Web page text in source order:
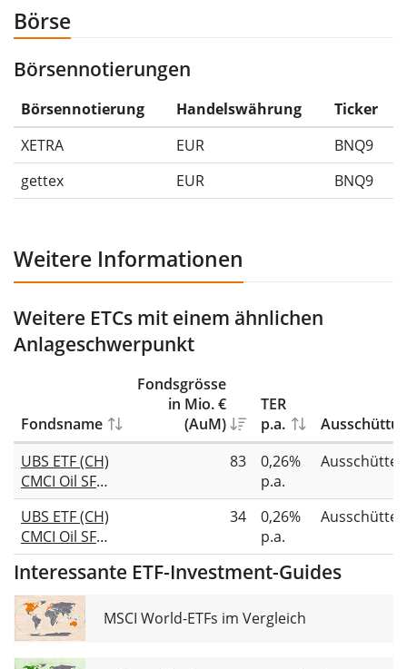
-50%.
Die Wertentwicklungsangaben für ETFs beinhalten
Ausschüttungen (falls vorhanden).
Börse
Börsennotierungen
Börsennotierung Handelswährung
Ticker
XETRA
EUR
BNQ9
gettex
EUR BNQ9
Weitere Informationen
Weitere ETCs mit einem ähnlichen
Anlageschwerpunkt
Fondsname
Fondsgrösse
in Mio. €
(AuM)
TER
p.a.
UBS ETF (CH)
CMCI Oil SF
(USD) A-dis
83
0,26%
p.a.
UBS ETF (CH)
CMCI Oil SF
(CHF) A-dis
34
0,26%
p.a.
Interessante ETF-Investment-Guides
MSCI World-ETFs im Vergleich